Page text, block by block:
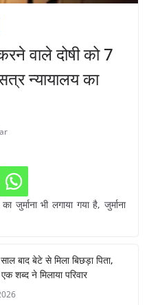
वाले दोषी को 7
न्यायालय का
भी लगाया गया है, जुर्माना
बाद बेटे से मिला बिछड़ा पिता,
शब्द ने मिलाया परिवार